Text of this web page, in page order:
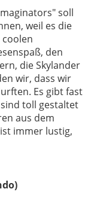
soll
weil es die
den
die Skylander
wir, dass wir
Es gibt fast
toll gestaltet
aus dem
immer lustig,